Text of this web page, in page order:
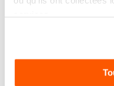
Livraison